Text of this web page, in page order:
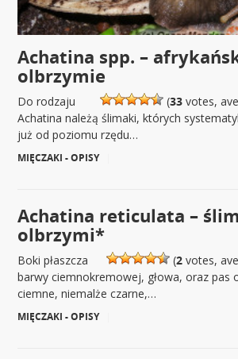
Achatina spp. –
olbrzymie
(33votes,
Do rodzaju
Achatina należą ślimaki, których
już od poziomu rzędu…
MIĘCZAKI - OPISY
Achatina reticulata –
olbrzymi*
(2votes,
Boki płaszcza
barwy ciemnokremowej, głowa, oraz pas
ciemne, niemalże czarne,…
MIĘCZAKI - OPISY